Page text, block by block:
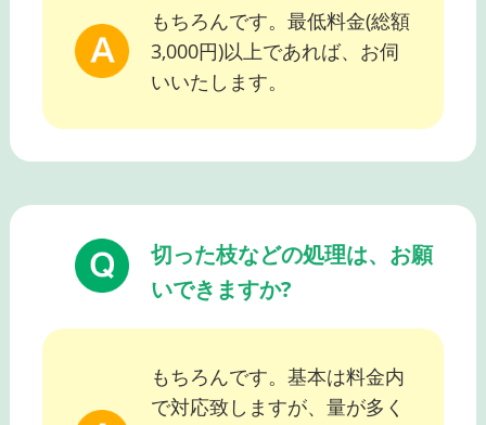
もちろんです。最低料金(総額
3,000円)以上であれば、お伺
いいたします。
切った枝などの処理は、お願
いできますか?
もちろんです。基本は料金内
で対応致しますが、量が多く